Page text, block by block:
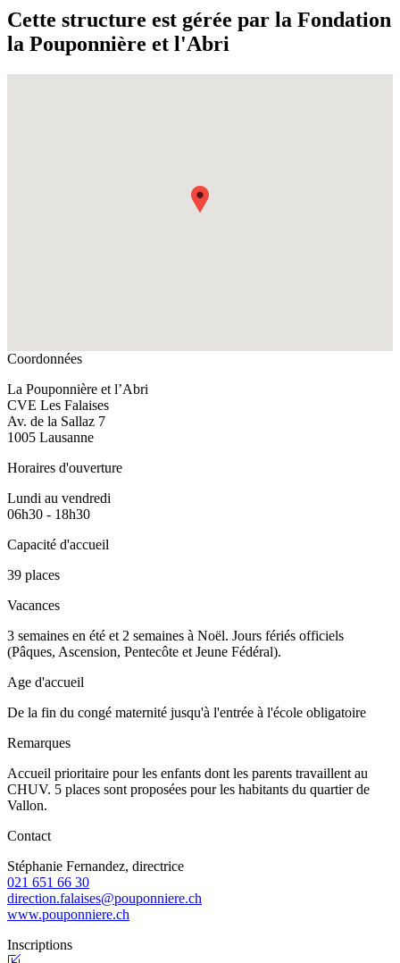
Cette structure est gérée par la Fondation
la Pouponnière et l'Abri
Coordonnées
La Pouponnière et l’Abri
CVE Les Falaises
Av. de la Sallaz 7
1005 Lausanne
Horaires d'ouverture
Lundi au vendredi
06h30 - 18h30
Capacité d'accueil
39 places
Vacances
3 semaines en été et 2 semaines à Noël. Jours fériés officiels
(Pâques, Ascension, Pentecôte et Jeune Fédéral).
Age d'accueil
De la fin du congé maternité jusqu'à l'entrée à l'école obligatoire
Remarques
Accueil prioritaire pour les enfants dont les parents travaillent au
CHUV. 5 places sont proposées pour les habitants du quartier de
Vallon.
Contact
Stéphanie Fernandez, directrice
021 651 66 30
direction.falaises@pouponniere.ch
www.pouponniere.ch
Inscriptions